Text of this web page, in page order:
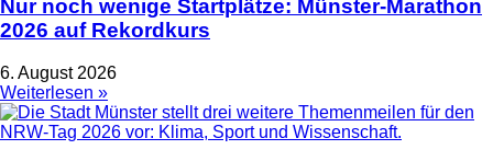
Nur noch wenige Startplätze: Münster-Marathon
2026 auf Rekordkurs
6. August 2026
Weiterlesen »